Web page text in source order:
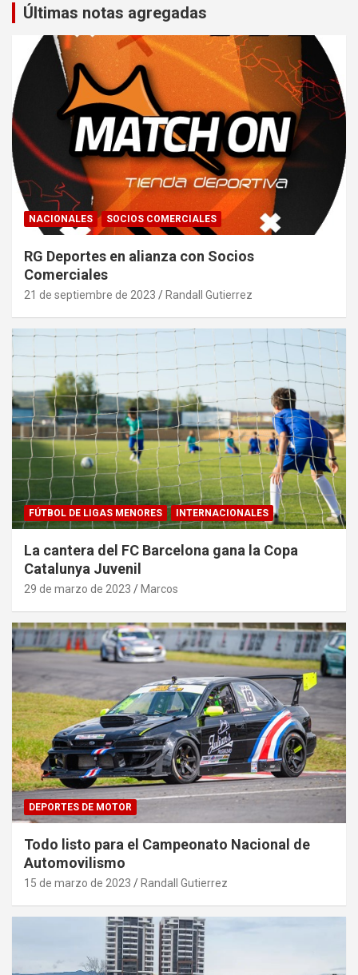
Últimas notas agregadas
NACIONALES SOCIOS COMERCIALES
RG Deportes en alianza con Socios
Comerciales
21 de septiembre de 2023 Randall Gutierrez
FÚTBOL DE LIGAS MENORES INTERNACIONALES
La cantera del FC Barcelona gana la Copa
Catalunya Juvenil
29 de marzo de 2023 Marcos
DEPORTES DE MOTOR
Todo listo para el Campeonato Nacional de
Automovilismo
15 de marzo de 2023 Randall Gutierrez